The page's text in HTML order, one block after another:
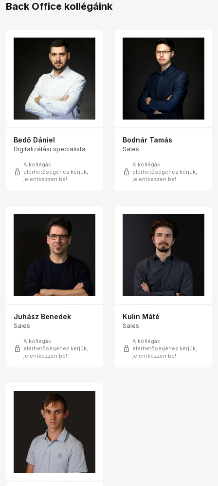
Back Office kollégáink
Bedő Dániel
Digitalizálási specialista
lock
A kollégák
elérhetőségéhez kérjük,
jelentkezzen be!
Bodnár Tamás
Sales
lock
A kollégák
elérhetőségéhez kérjük,
jelentkezzen be!
Juhász Benedek
Sales
lock
A kollégák
elérhetőségéhez kérjük,
jelentkezzen be!
Kulin Máté
Sales
lock
A kollégák
elérhetőségéhez kérjük,
jelentkezzen be!